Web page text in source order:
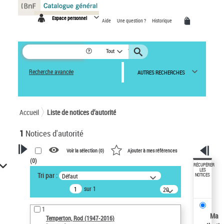
Espace personnel Aide Une question ? Historique
Tout
Recherche avancée AUTRES RECHERCHES
Accueil Liste de notices d’autorité
1 Notices d'autorité
VOTRE RECHERCHE
Recherche avancée dans les
notices d’autorité
Œuvres liées à l'auteur :
Temperton, Rod (1947-2016)
Voir la sélection (0) Ajouter à mes références
(0)
Tri par : Défaut
sur 1
20
résultats/page
1
Temperton, Rod (1947-2016)
RÉCUPÉRER
LES
NOTICES
Ma
Panneau de gestion des cookies